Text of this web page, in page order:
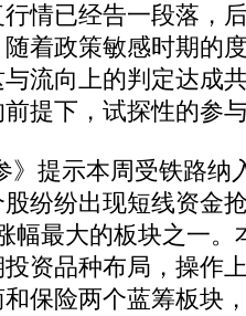
情已经告一段落，
着政策敏感时期的
流向上的判定达成
提下，试探性的参
提示本周受铁路纳
纷纷出现短线资金
幅最大的板块之一。
资品种布局，操作
保险两个蓝筹板块